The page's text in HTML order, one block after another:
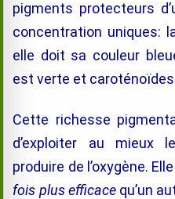
pigments protecteurs
concentration uniques:
elle doit sa couleur
est verte et
Cette richesse
d’exploiter au mieux
produire de l’oxygène.
fois plus efficacequ’un